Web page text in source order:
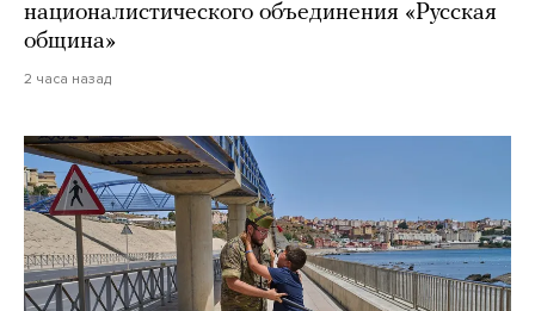
националистического объединения «Русская
община»
2 часа назад